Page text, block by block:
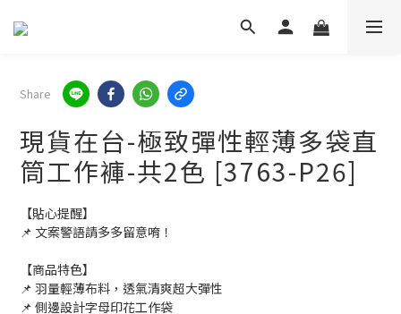
Share
現貨在台-極致彈性輕薄多袋直
筒工作褲-共2色 [3763-P26]
【貼心提醒】
📌 文案警語請多多留意唷！
【商品特色】
📌 羽量輕薄布料，透氣清爽超大彈性
📌 側邊設計字母印花工作袋